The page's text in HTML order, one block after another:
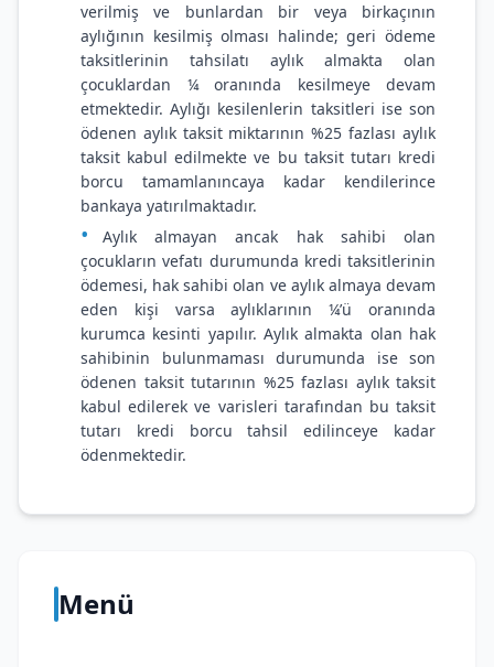
Menü
verilmiş ve bunlardan bir veya birkaçının
aylığının kesilmiş olması halinde; geri ödeme
taksitlerinin tahsilatı aylık almakta olan
çocuklardan ¼ oranında kesilmeye devam
etmektedir. Aylığı kesilenlerin taksitleri ise son
ödenen aylık taksit miktarının %25 fazlası aylık
taksit kabul edilmekte ve bu taksit tutarı kredi
borcu tamamlanıncaya kadar kendilerince
bankaya yatırılmaktadır.
Aylık almayan ancak hak sahibi olan
çocukların vefatı durumunda kredi taksitlerinin
ödemesi, hak sahibi olan ve aylık almaya devam
eden kişi varsa aylıklarının ¼’ü oranında
kurumca kesinti yapılır. Aylık almakta olan hak
sahibinin bulunmaması durumunda ise son
ödenen taksit tutarının %25 fazlası aylık taksit
kabul edilerek ve varisleri tarafından bu taksit
tutarı kredi borcu tahsil edilinceye kadar
ödenmektedir.